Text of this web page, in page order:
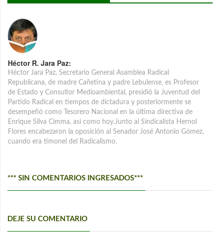
Héctor R. Jara Paz:
Héctor Jara Paz, Secretario General Asamblea Radical
Republicana, de madre Cañetina y padre Lebulense, es Profesor
de Estado y Consultor Medioambiental, presidió la Juventud del
Partido Radical en tiempos de dictadura y posteriormente se
desempeñó como Tesorero Nacional en la última directiva de
Enrique Silva Cimma, así como hoy.Junto al Sindicalista Hernol
Flores encabezaron la oposición al Senador José Antonio Gómez,
cuando era timonel del Radicalismo.
*** SIN COMENTARIOS INGRESADOS***
DEJE SU COMENTARIO